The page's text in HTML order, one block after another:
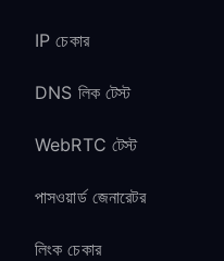
IP চেকার
DNS লিক টেস্ট
WebRTC টেস্ট
পাসওয়ার্ড জেনারেটর
লিংক চেকার